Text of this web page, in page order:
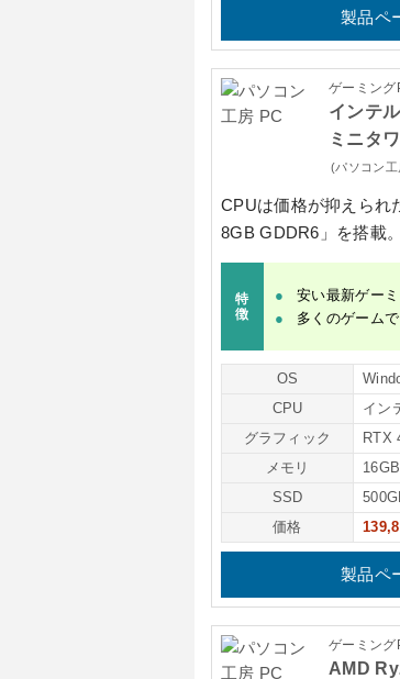
製品ペ
ゲーミング
インテ
ミニタ
(パソコン工
CPUは価格が抑えられ
8GB GDDR6」
を搭載
特
徴
安い最新ゲー
多くのゲーム
OS
CPU
イン
グラフィック
RTX
メモリ
SSD
価格
製品ペ
ゲーミング
AMD